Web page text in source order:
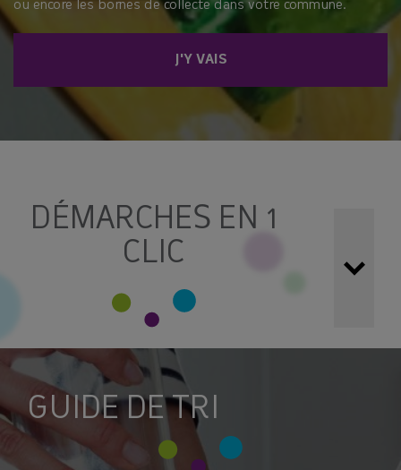
DÉMARCHES EN 1
CLIC
Simplifiez vos démarches !
peuvent être réalisées grâce aux formulaires et services
en ligne ci-dessous :
ACCÉDER À MON ESPACE
LES DÉCHÈTERIES : CONSIGNES ET
HORAIRES
ou encore les bornes de collecte dans votre commune.
GUIDE DE TRI